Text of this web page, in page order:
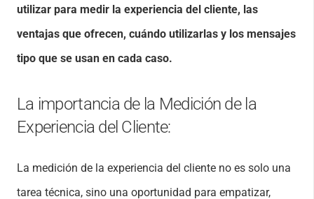
utilizar para medir la experiencia del cliente, las
ventajas que ofrecen, cuándo utilizarlas y los mensajes
tipo que se usan en cada caso.
La importancia de la Medición de la
Experiencia del Cliente:
La medición de la experiencia del cliente no es solo una
tarea técnica, sino una oportunidad para empatizar,